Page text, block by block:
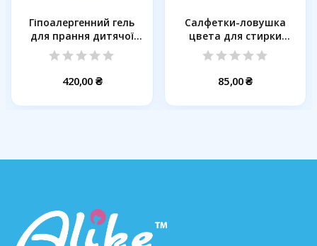
Гіпоалергенний гель
для прання дитячої
та...
420,00 ₴
Салфетки-ловушка
цвета для стирки
черных вещей...
85,00 ₴